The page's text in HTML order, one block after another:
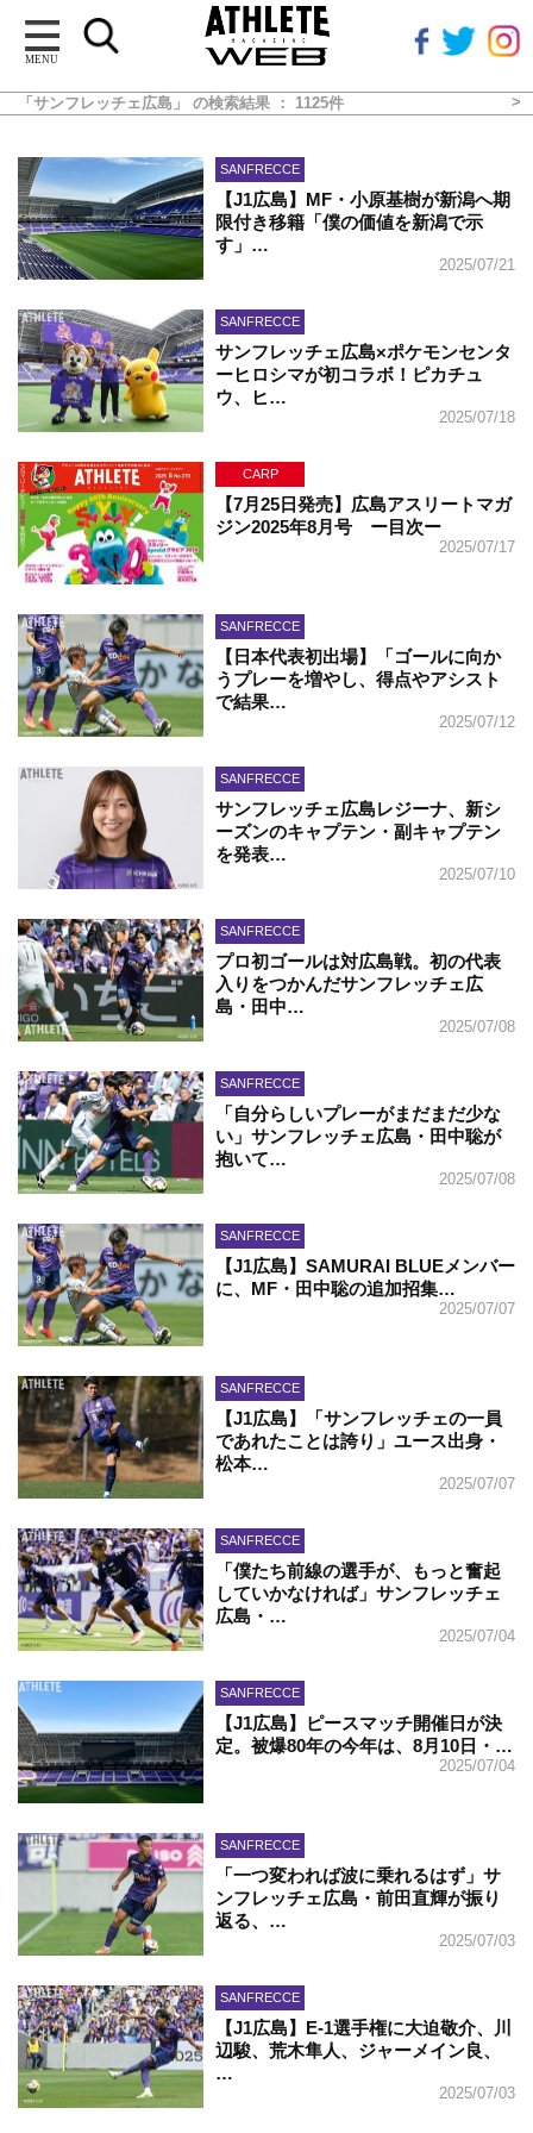
MENU
「サンフレッチェ広島」 の検索結果 ： 1125件
SANFRECCE
【J1広島】MF・小原基樹が新潟へ期
限付き移籍「僕の価値を新潟で示
す」…
2025/07/21
SANFRECCE
サンフレッチェ広島×ポケモンセンタ
ーヒロシマが初コラボ！ピカチュ
ウ、ヒ…
2025/07/18
CARP
【7月25日発売】広島アスリートマガ
ジン2025年8月号 ー目次ー
2025/07/17
SANFRECCE
【日本代表初出場】「ゴールに向か
うプレーを増やし、得点やアシスト
で結果…
2025/07/12
SANFRECCE
サンフレッチェ広島レジーナ、新シ
ーズンのキャプテン・副キャプテン
を発表…
2025/07/10
SANFRECCE
プロ初ゴールは対広島戦。初の代表
入りをつかんだサンフレッチェ広
島・田中…
2025/07/08
SANFRECCE
「自分らしいプレーがまだまだ少な
い」サンフレッチェ広島・田中聡が
抱いて…
2025/07/08
SANFRECCE
【J1広島】SAMURAI BLUEメンバー
に、MF・田中聡の追加招集…
2025/07/07
SANFRECCE
【J1広島】「サンフレッチェの一員
であれたことは誇り」ユース出身・
松本…
2025/07/07
SANFRECCE
「僕たち前線の選手が、もっと奮起
していかなければ」サンフレッチェ
広島・…
2025/07/04
SANFRECCE
【J1広島】ピースマッチ開催日が決
定。被爆80年の今年は、8月10日・…
2025/07/04
SANFRECCE
「一つ変われば波に乗れるはず」サ
ンフレッチェ広島・前田直輝が振り
返る、…
2025/07/03
SANFRECCE
【J1広島】E-1選手権に大迫敬介、川
辺駿、荒木隼人、ジャーメイン良、
…
2025/07/03